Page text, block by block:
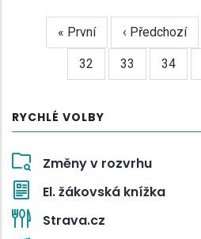
Pagination
First
« První
Předchozí
‹ Předchozí
Page
32 Page
33 Page
34
RYCHLÉ VOLBY
Změny v rozvrhu
El. žákovská knížka
Strava.cz